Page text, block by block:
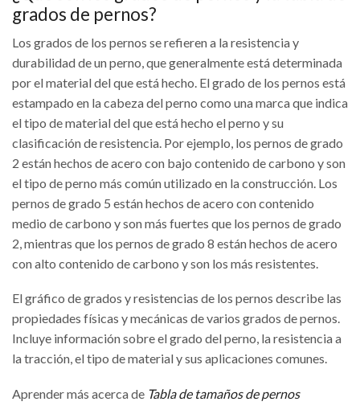
grados de pernos?
Los grados de los pernos se refieren a la resistencia y
durabilidad de un perno, que generalmente está determinada
por el material del que está hecho. El grado de los pernos está
estampado en la cabeza del perno como una marca que indica
el tipo de material del que está hecho el perno y su
clasificación de resistencia. Por ejemplo, los pernos de grado
2 están hechos de acero con bajo contenido de carbono y son
el tipo de perno más común utilizado en la construcción. Los
pernos de grado 5 están hechos de acero con contenido
medio de carbono y son más fuertes que los pernos de grado
2, mientras que los pernos de grado 8 están hechos de acero
con alto contenido de carbono y son los más resistentes.
El gráfico de grados y resistencias de los pernos describe las
propiedades físicas y mecánicas de varios grados de pernos.
Incluye información sobre el grado del perno, la resistencia a
la tracción, el tipo de material y sus aplicaciones comunes.
Aprender más acerca de Tabla de tamaños de pernos